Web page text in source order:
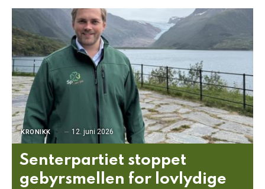
KRONIKK 12. juni 2026
Senterpartiet stoppet
gebyrsmellen for lovlydige